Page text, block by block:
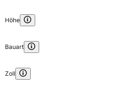
Höhe
Bauart
Zoll